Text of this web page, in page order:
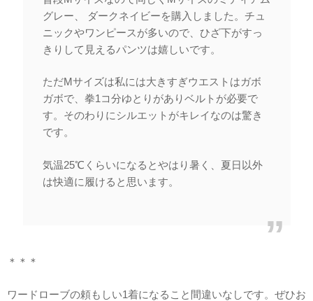
グレー、 ダークネイビーを購入しました。チュ
ニックやワンピースが多いので、ひざ下がすっ
きりして見えるパンツは嬉しいです。
ただMサイズは私には大きすぎウエストはガボ
ガボで、拳1コ分ゆとりがありベルトが必要で
す。そのわりにシルエットがキレイなのは驚き
です。
気温25℃くらいになるとやはり暑く、夏日以外
は快適に履けると思います。
＊＊＊
ワードローブの頼もしい1着になること間違いなしです。ぜひお